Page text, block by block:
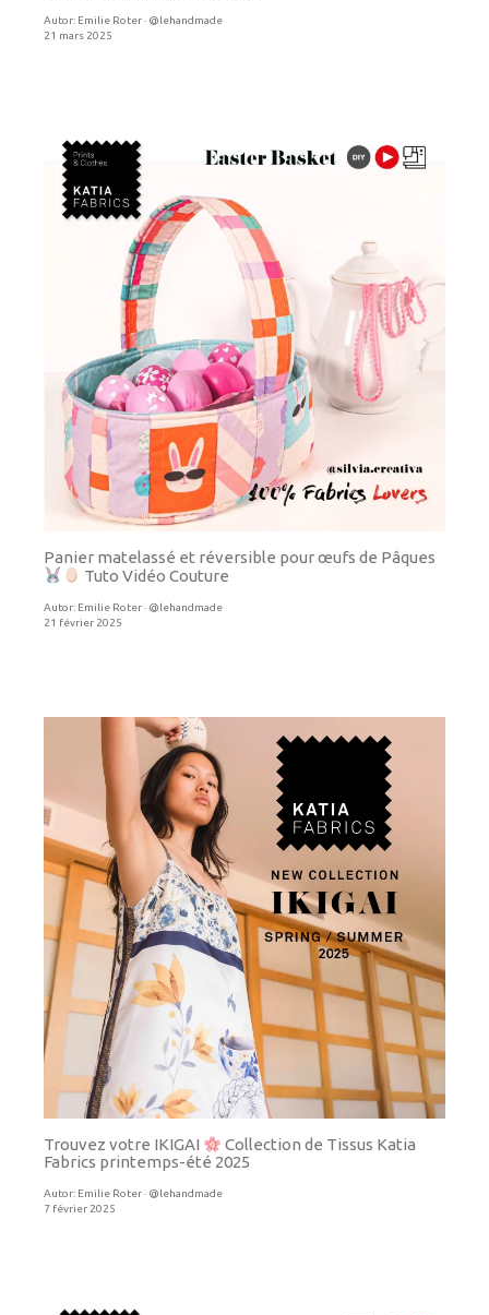
Autor: Emilie Roter · @lehandmade
21 mars 2025
Panier matelassé et réversible pour œufs de Pâques
Tuto Vidéo Couture
Autor: Emilie Roter · @lehandmade
21 février 2025
Trouvez votre IKIGAI
Collection de Tissus Katia
Fabrics printemps-été 2025
Autor: Emilie Roter · @lehandmade
7 février 2025